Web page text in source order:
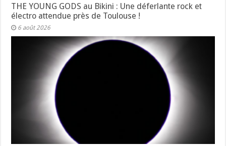
THE YOUNG GODS au Bikini : Une déferlante rock et
électro attendue près de Toulouse !
6 août 2026